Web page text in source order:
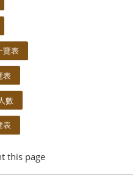
覽表
表
數
表
this page